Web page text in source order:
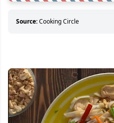
Source:Cooking Circle